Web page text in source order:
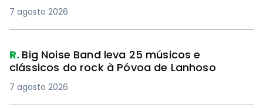
7 agosto 2026
R. Big Noise Band leva 25 músicos e
clássicos do rock à Póvoa de Lanhoso
7 agosto 2026